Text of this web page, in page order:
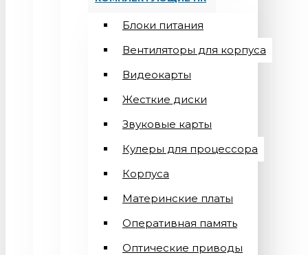
Блоки питания
Вентиляторы для корпуса
Видеокарты
Жесткие диски
Звуковые карты
Кулеры для процессора
Корпуса
Материнские платы
Оперативная память
Оптические приводы